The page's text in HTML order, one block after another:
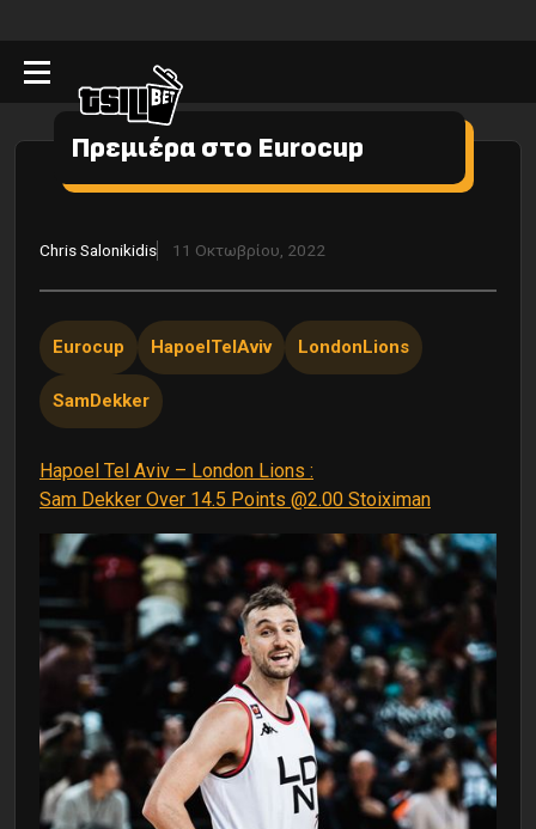
Πρεμιέρα στο Eurocup
Chris Salonikidis 11 Οκτωβρίου, 2022
Eurocup HapoelTelAviv LondonLions
SamDekker
Hapoel Tel Aviv – London Lions :
Sam Dekker Over 14.5 Points @2.00 Stoiximan